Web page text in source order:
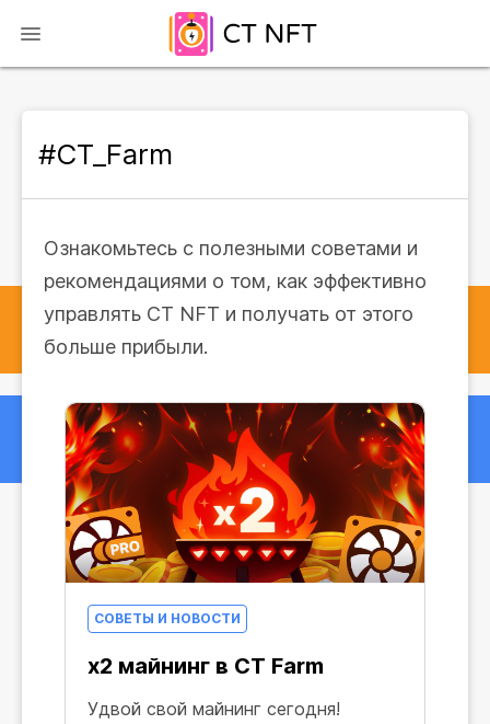
#CT_Farm
Ознакомьтесь с полезными советами и
рекомендациями о том, как эффективно
управлять CT NFT и получать от этого
больше прибыли.
СОВЕТЫ И НОВОСТИ
x2 майнинг в CT Farm
Удвой свой майнинг сегодня!